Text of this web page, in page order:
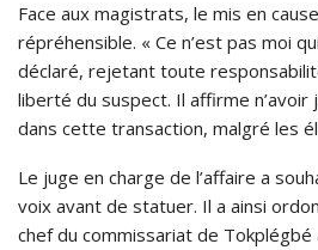
Face aux magistrats, le mis en
répréhensible. « Ce n’est pas moi
déclaré, rejetant toute
liberté du suspect. Il affirme n’avoir
dans cette transaction, malgré les
Le juge en charge de l’affaire a
voix avant de statuer. Il a ainsi
chef du commissariat de Tokplégbé